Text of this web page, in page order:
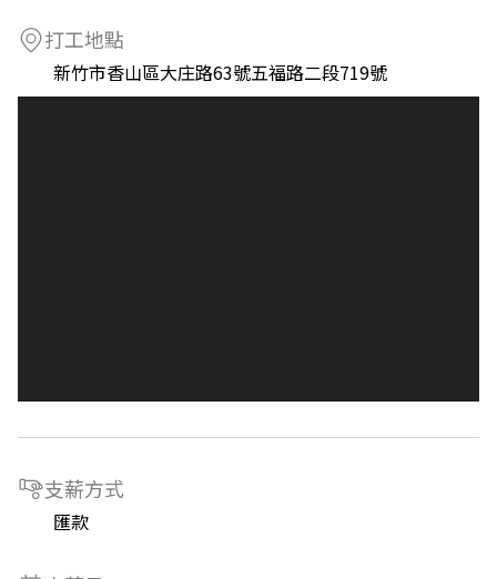
打工地點
新竹市香山區大庄路63號五福路二段719號
支薪方式
匯款